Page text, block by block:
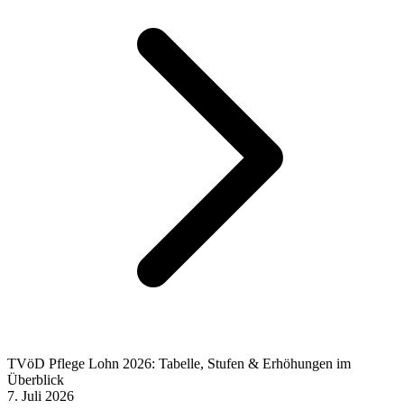
TVöD Pflege Lohn 2026: Tabelle, Stufen & Erhöhungen im
Überblick
7. Juli 2026